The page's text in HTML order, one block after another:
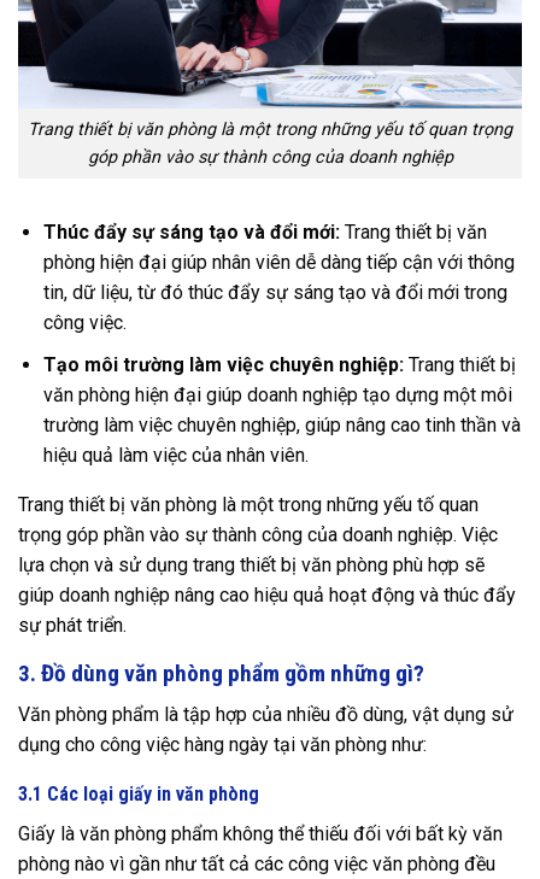
Trang thiết bị văn phòng là một trong những yếu tố quan trọng
góp phần vào sự thành công của doanh nghiệp
Thúc đẩy sự sáng tạo và đổi mới: Trang thiết bị văn
phòng hiện đại giúp nhân viên dễ dàng tiếp cận với thông
tin, dữ liệu, từ đó thúc đẩy sự sáng tạo và đổi mới trong
công việc.
Tạo môi trường làm việc chuyên nghiệp: Trang thiết bị
văn phòng hiện đại giúp doanh nghiệp tạo dựng một môi
trường làm việc chuyên nghiệp, giúp nâng cao tinh thần và
hiệu quả làm việc của nhân viên.
Trang thiết bị văn phòng là một trong những yếu tố quan
trọng góp phần vào sự thành công của doanh nghiệp. Việc
lựa chọn và sử dụng trang thiết bị văn phòng phù hợp sẽ
giúp doanh nghiệp nâng cao hiệu quả hoạt động và thúc đẩy
sự phát triển.
3. Đồ dùng văn phòng phẩm gồm những gì?
Văn phòng phẩm là tập hợp của nhiều đồ dùng, vật dụng sử
dụng cho công việc hàng ngày tại văn phòng như:
3.1 Các loại giấy in văn phòng
Giấy là văn phòng phẩm không thể thiếu đối với bất kỳ văn
phòng nào vì gần như tất cả các công việc văn phòng đều